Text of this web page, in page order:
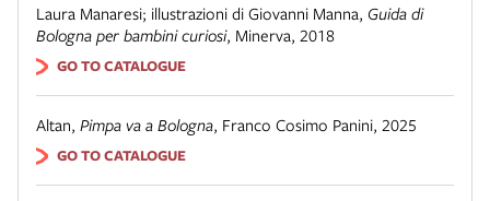
Laura Manaresi; illustrazioni di Giovanni Manna, Guida di
Bologna per bambini curiosi, Minerva, 2018
GO TO CATALOGUE
Altan, Pimpa va a Bologna, Franco Cosimo Panini, 2025
GO TO CATALOGUE